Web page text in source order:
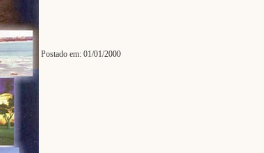
Postado em: 01/01/2000